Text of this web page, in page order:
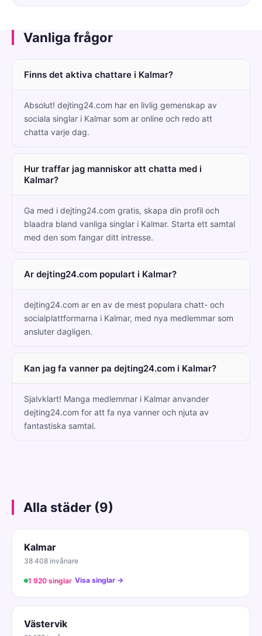
Vanliga frågor
Finns det aktiva chattare i Kalmar?
Absolut! dejting24.com har en livlig gemenskap av
sociala singlar i Kalmar som ar online och redo att
chatta varje dag.
Hur traffar jag manniskor att chatta med i
Kalmar?
Ga med i dejting24.com gratis, skapa din profil och
blaadra bland vanliga singlar i Kalmar. Starta ett samtal
med den som fangar ditt intresse.
Ar dejting24.com populart i Kalmar?
dejting24.com ar en av de mest populara chatt- och
socialplattformarna i Kalmar, med nya medlemmar som
ansluter dagligen.
Kan jag fa vanner pa dejting24.com i Kalmar?
Sjalvklart! Manga medlemmar i Kalmar anvander
dejting24.com for att fa nya vanner och njuta av
fantastiska samtal.
Alla städer (9)
Kalmar
38 408 invånare
1 920 singlar Visa singlar →
Västervik